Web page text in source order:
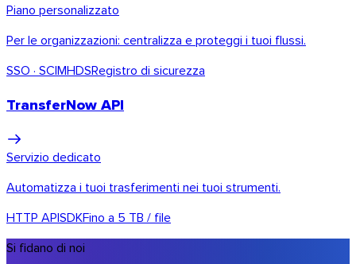
Piano personalizzato
Per le organizzazioni: centralizza e proteggi i tuoi flussi.
SSO · SCIMHDSRegistro di sicurezza
TransferNow API
Servizio dedicato
Automatizza i tuoi trasferimenti nei tuoi strumenti.
HTTP APISDKFino a 5 TB / file
Si fidano di noi